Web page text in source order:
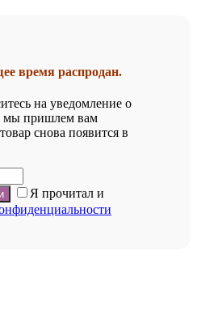
время распродан.
на уведомление о
мы пришлем вам
снова появится в
Я прочитал и